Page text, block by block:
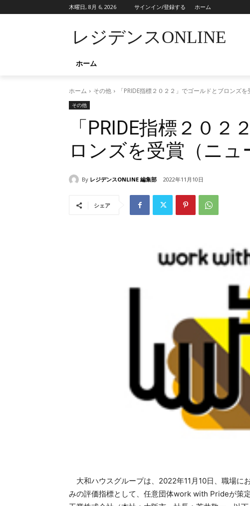
木曜日, 8月 6, 2026 サインイン/登録する ホーム
レジデンスONLINE
ホーム
ホーム その他 「PRIDE指標２０２２」でゴールドとブロンズを
その他
「PRIDE指標２０
ロンズを受賞（ニュ
By レジデンスONLINE 編集部 2022年11月10日
シェア
大和ハウスグループは、2022年11月10日、職場に
みの評価指標として、任意団体work with Prideが策